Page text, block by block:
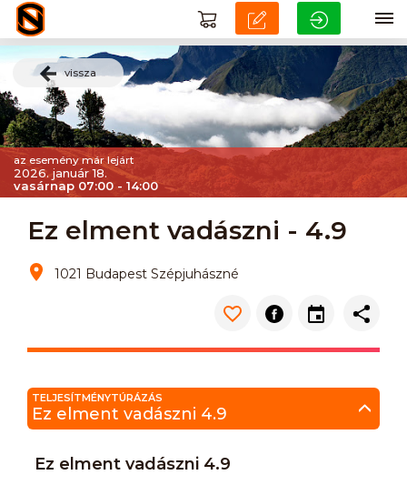
vissza
az esemény már lejárt
2026. január 18.
vasárnap 07:00 - 14:00
Ez elment vadászni - 4.9
1021 Budapest Szépjuhászné
TELJESÍTMÉNYTÚRÁZÁS
Ez elment vadászni 4.9
Ez elment vadászni 4.9